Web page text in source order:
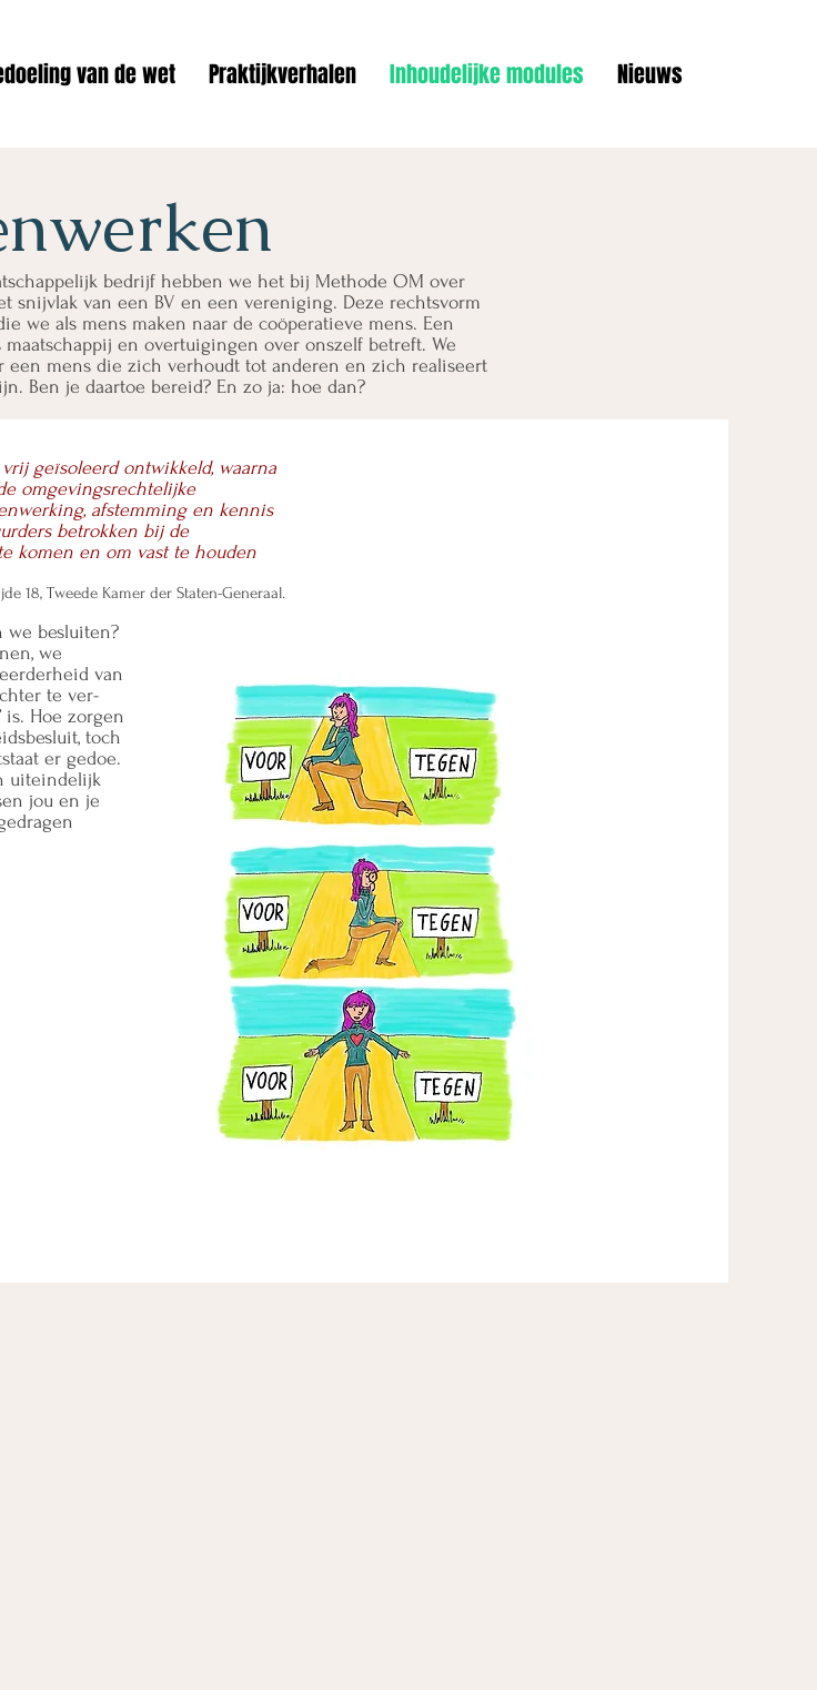
van de wet Praktijkverhalen Inhoudelijke modules Nieuws
bedrijf hebben we het bij Methode OM over
snijvlak van een BV en een vereniging. Deze rechtsvorm
we als mens maken naar de coöperatieve mens. Een
en overtuigingen over onszelf betreft. We
mens die zich verhoudt tot anderen en zich realiseert
Ben je daartoe bereid? En zo ja: hoe dan?
geïsoleerd ontwikkeld, waarna
omgevingsrechtelijke
afstemming en kennis
betrokken bij de
komen en om vast te houden
18, Tweede Kamer der Staten-Generaal.
besluiten?
we
van
te ver-
is. Hoe zorgen
toch
er gedoe.
uiteindelijk
jou en je